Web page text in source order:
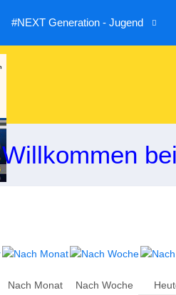
#NEXT Generation - Jugend
Nach Monat Nach Woche